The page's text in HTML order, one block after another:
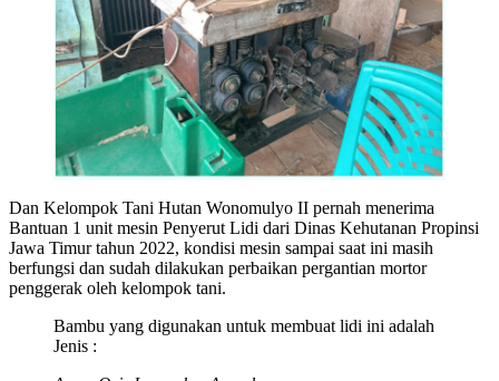
Dan Kelompok Tani Hutan Wonomulyo II pernah menerima
Bantuan 1 unit mesin Penyerut Lidi dari Dinas Kehutanan Propinsi
Jawa Timur tahun 2022, kondisi mesin sampai saat ini masih
berfungsi dan sudah dilakukan perbaikan pergantian mortor
penggerak oleh kelompok tani.
Bambu yang digunakan untuk membuat lidi ini adalah
Jenis :